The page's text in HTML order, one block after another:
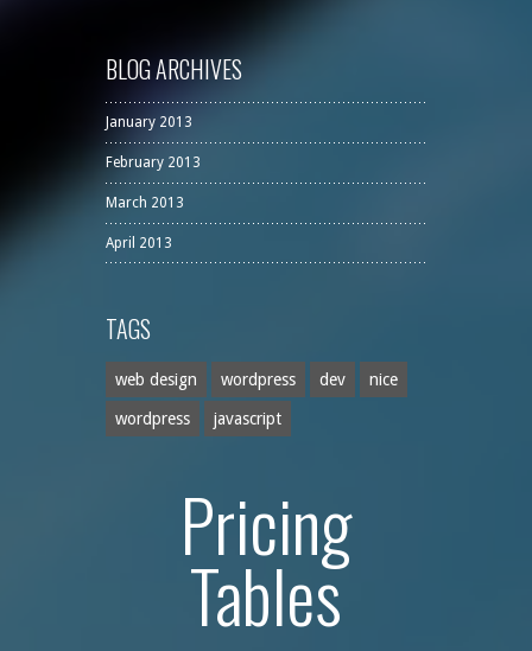
BLOG ARCHIVES
January 2013
February 2013
March 2013
April 2013
TAGS
web design wordpress dev nice
wordpress javascript
Pricing
Tables